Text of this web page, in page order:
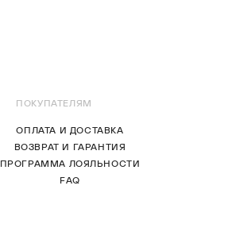
ПОКУПАТЕЛЯМ
ОПЛАТА И ДОСТАВКА
ВОЗВРАТ И ГАРАНТИЯ
ПРОГРАММА ЛОЯЛЬНОСТИ
FAQ